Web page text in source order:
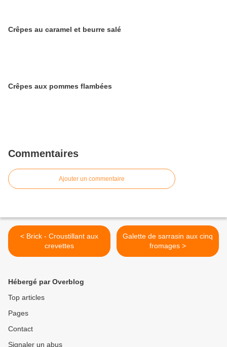
Crêpes au caramel et beurre salé
Crêpes aux pommes flambées
Commentaires
Ajouter un commentaire
< Brick - Croustillant aux
crevettes
Galette de sarrasin aux cinq
fromages >
Hébergé par Overblog
Top articles
Pages
Contact
Signaler un abus